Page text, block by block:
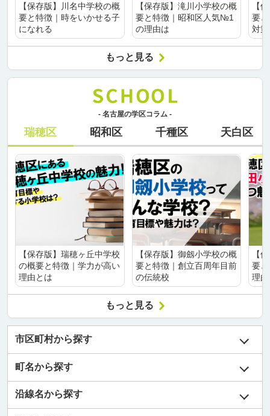
【保存版】川名中学校の概
要と特徴｜時をいかせる子
になれる
【保存版】滝川小学校の概
要と特徴｜昭和区人気№1
の理由は
【
要
対
もっと見る
- 名古屋の学区コラム -
瑞穂区 昭和区 千種区 天白区
【保存版】瑞穂ヶ丘中学校
の概要と特徴｜学力が高い
理由とは
【保存版】御劔小学校の概
要と特徴｜創立百周年目前
の伝統校
【
要
理
もっと見る
市区町村から探す
町名から探す
沿線名から探す